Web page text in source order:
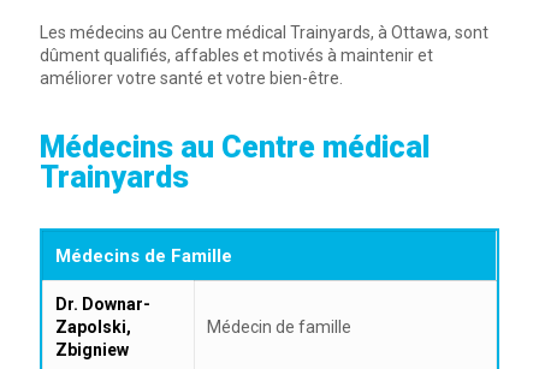
Les médecins au Centre médical Trainyards, à Ottawa, sont
dûment qualifiés, affables et motivés à maintenir et
améliorer votre santé et votre bien-être.
Médecins au Centre médical
Trainyards
Médecins de Famille
Dr. Downar-
Zapolski,
Zbigniew
Médecin de famille